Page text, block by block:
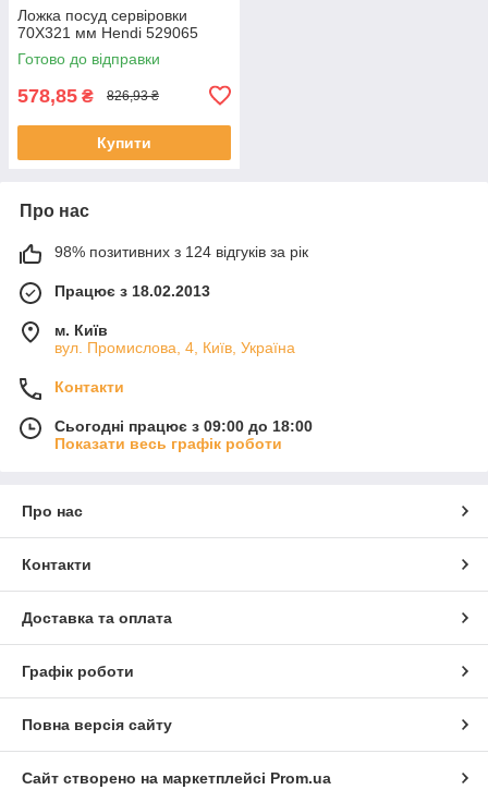
Ложка посуд сервіровки
70X321 мм Hendi 529065
Готово до відправки
578,85 ₴ 826,93 ₴
Купити
Про нас
98% позитивних з 124 відгуків за рік
Працює з 18.02.2013
м. Київ
вул. Промислова, 4, Київ, Україна
Контакти
Сьогодні працює з 09:00 до 18:00
Показати весь графік роботи
Про нас
Контакти
Доставка та оплата
Графік роботи
Повна версія сайту
Сайт створено на маркетплейсі Prom.ua